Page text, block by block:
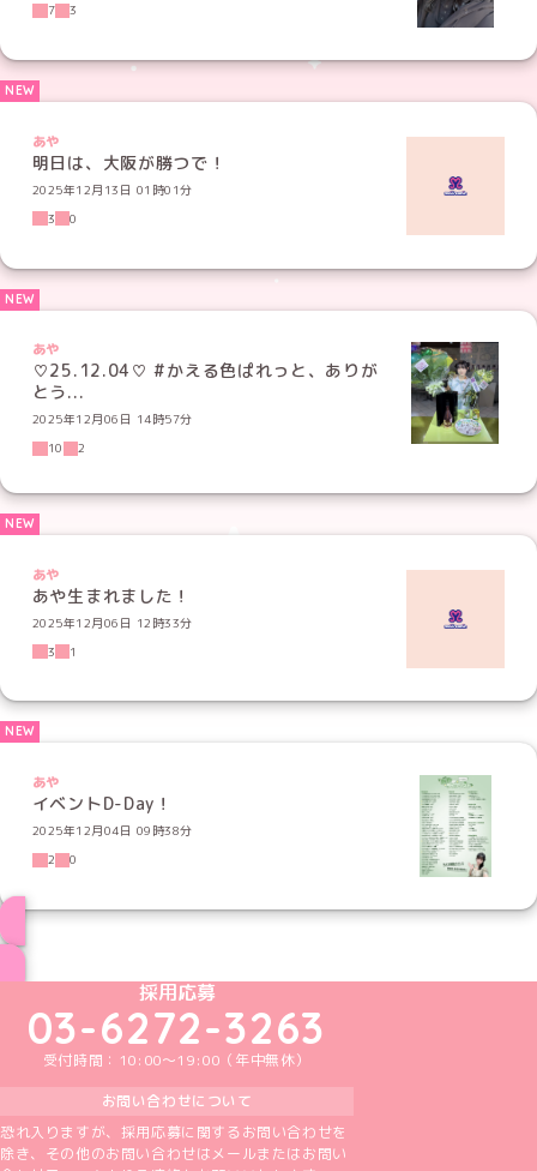
7
3
あや
明日は、大阪が勝つで！
2025年12月13日 01時01分
3
0
あや
♡25.12.04♡ #かえる色ぱれっと、ありが
とう...
2025年12月06日 14時57分
10
2
あや
あや生まれました！
2025年12月06日 12時33分
3
1
あや
イベントD-Day！
2025年12月04日 09時38分
2
0
めいどりーみんTikTok公式アカウント
めいどりーみんX公式アカウント
めいどりーみんInstagram公式アカウント
めいどりーみんFacebook公式アカウン
めいどりーみんYouTube公式アカ
採用応募
03-6272-3263
受付時間：10:00～19:00（年中無休）
お問い合わせについて
恐れ入りますが、採用応募に関するお問い合わせを
除き、その他のお問い合わせはメールまたはお問い